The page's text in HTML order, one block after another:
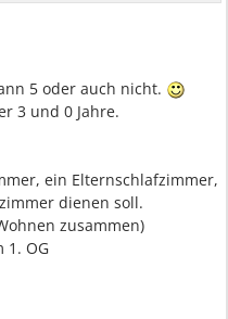
5 oder auch nicht.
3 und 0 Jahre.
ein Elternschlafzimmer,
dienen soll.
zusammen)
1. OG